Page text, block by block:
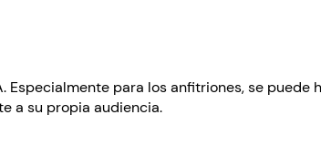
Especialmente para los anfitriones, se puede
a su propia audiencia.